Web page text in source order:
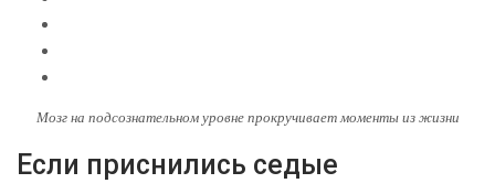
Мозг на подсознательном уровне прокручивает моменты из жизни
Если приснились седые